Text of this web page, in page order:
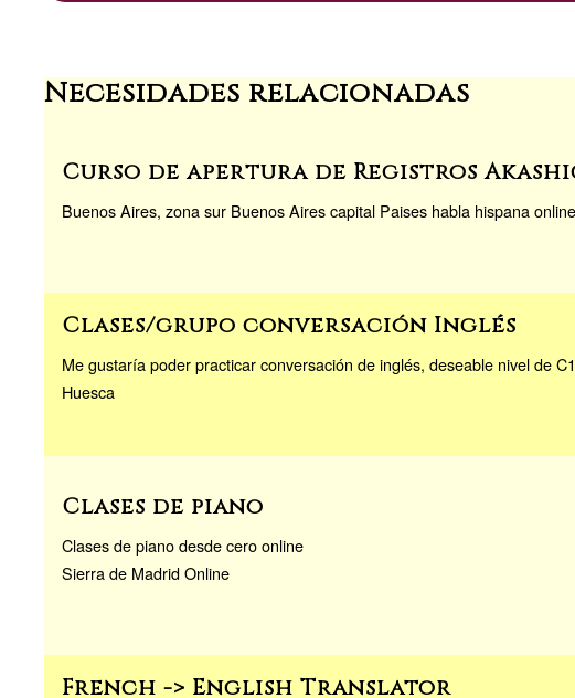
Necesidades relacionadas
Curso de apertura de Registros
Buenos Aires, zona sur Buenos Aires capital Paises habla hispana online
Clases/grupo conversación Inglés
Me gustaría poder practicar conversación de inglés, deseable nivel de
Huesca
Clases de piano
Clases de piano desde cero online
Sierra de Madrid Online
French -> English Translator